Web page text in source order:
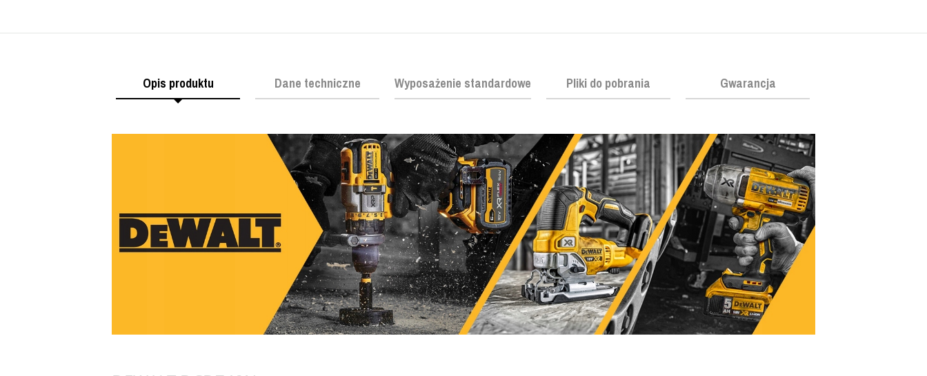
Opis produktu Dane techniczne Wyposażenie standardowe Pliki do pobrania Gwarancja